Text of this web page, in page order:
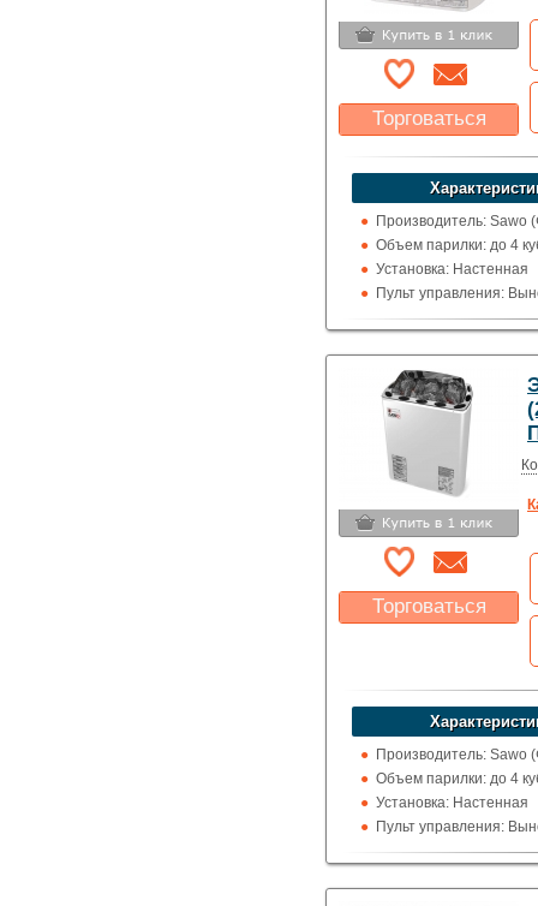
Торговаться
устроит?
Указать цену
Производитель: Sawo
Объем парилки: до 4
Установка: Настенная
Пульт управления:
100 град.)
Торговаться
Указать цену
Производитель: Sawo
Объем парилки: до 4
Установка: Настенная
Пульт управления:
100 град.)